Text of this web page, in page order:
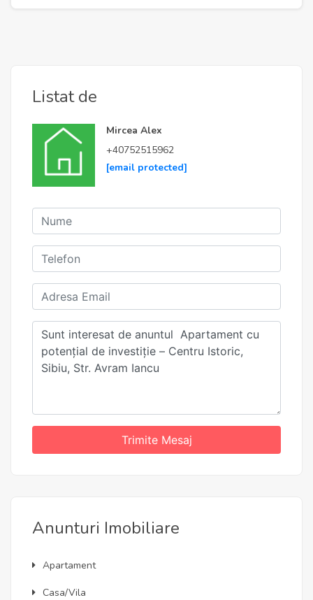
Listat de
Mircea Alex
+40752515962
[email protected]
Trimite Mesaj
Anunturi Imobiliare
Apartament
Casa/Vila